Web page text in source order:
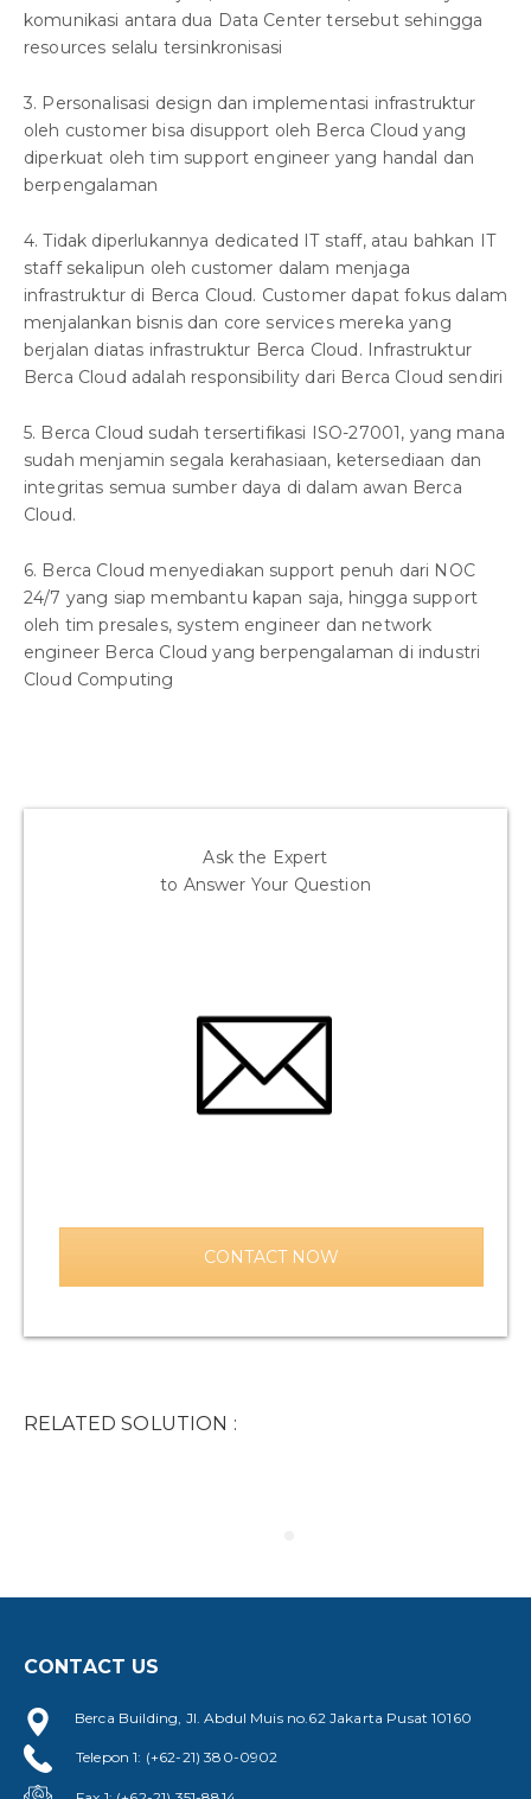
komunikasi antara dua Data Center tersebut sehingga
resources selalu tersinkronisasi
3. Personalisasi design dan implementasi infrastruktur
oleh customer bisa disupport oleh Berca Cloud yang
diperkuat oleh tim support engineer yang handal dan
berpengalaman
4. Tidak diperlukannya dedicated IT staff, atau bahkan IT
staff sekalipun oleh customer dalam menjaga
infrastruktur di Berca Cloud. Customer dapat fokus dalam
menjalankan bisnis dan core services mereka yang
berjalan diatas infrastruktur Berca Cloud. Infrastruktur
Berca Cloud adalah responsibility dari Berca Cloud sendiri
5. Berca Cloud sudah tersertifikasi ISO-27001, yang mana
sudah menjamin segala kerahasiaan, ketersediaan dan
integritas semua sumber daya di dalam awan Berca
Cloud.
6. Berca Cloud menyediakan support penuh dari NOC
24/7 yang siap membantu kapan saja, hingga support
oleh tim presales, system engineer dan network
engineer Berca Cloud yang berpengalaman di industri
Cloud Computing
Ask the Expert
to Answer Your Question
CONTACT NOW
RELATED SOLUTION :
CONTACT US
Berca Building, Jl. Abdul Muis no.62 Jakarta Pusat 10160
Telepon 1: (+62-21) 380-0902